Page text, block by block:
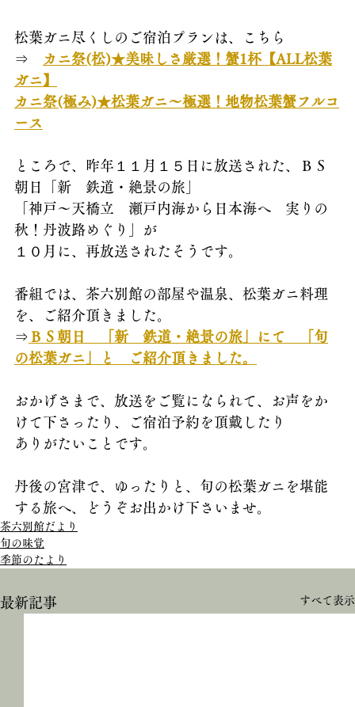
松葉ガニ尽くしのご宿泊プランは、こちら
⇒
カニ祭(松)★美味しさ厳選！蟹1杯【ALL松葉
ガニ】
カニ祭(極み)★松葉ガニ～極選！地物松葉蟹フルコ
ース
ところで、昨年１１月１５日に放送された、ＢＳ
朝日「新　鉄道・絶景の旅」
「神戸～天橋立　瀬戸内海から日本海へ　実りの
秋！丹波路めぐり」が
１０月に、再放送されたそうです。
番組では、茶六別館の部屋や温泉、松葉ガニ料理
を、ご紹介頂きました。
⇒ ＢＳ朝日　「新　鉄道・絶景の旅」にて　「旬
の松葉ガニ」と　ご紹介頂きました。
おかげさまで、放送をご覧になられて、お声をか
けて下さったり、ご宿泊予約を頂戴したり
ありがたいことです。
丹後の宮津で、ゆったりと、旬の松葉ガニを堪能
する旅へ、どうぞお出かけ下さいませ。
茶六別館だより
旬の味覚
季節のたより
最新記事 すべて表示